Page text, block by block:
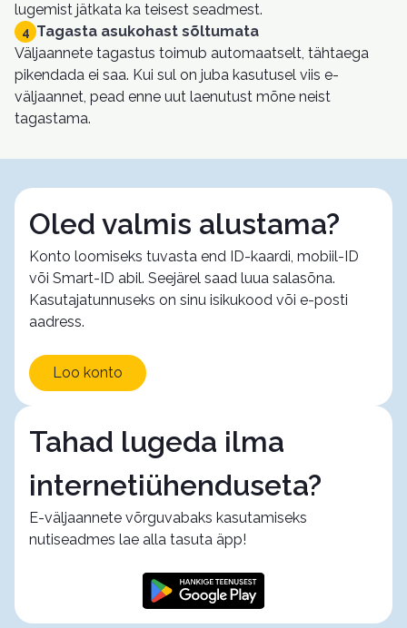
lugemist jätkata ka teisest seadmest.
4 Tagasta asukohast sõltumata
Väljaannete tagastus toimub automaatselt, tähtaega
pikendada ei saa. Kui sul on juba kasutusel viis e-
väljaannet, pead enne uut laenutust mõne neist
tagastama.
Oled valmis alustama?
Konto loomiseks tuvasta end ID-kaardi, mobiil-ID
või Smart-ID abil. Seejärel saad luua salasõna.
Kasutajatunnuseks on sinu isikukood või e-posti
aadress.
Loo konto
Tahad lugeda ilma
internetiühenduseta?
E-väljaannete võrguvabaks kasutamiseks
nutiseadmes lae alla tasuta äpp!